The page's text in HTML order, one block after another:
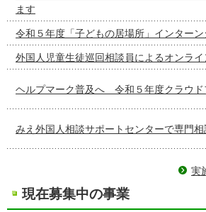
ます
令和５年度「子どもの居場所」インター
外国人児童生徒巡回相談員によるオンラ
ヘルプマーク普及へ 令和５年度クラウド
みえ外国人相談サポートセンターで専門
実
現在募集中の事業